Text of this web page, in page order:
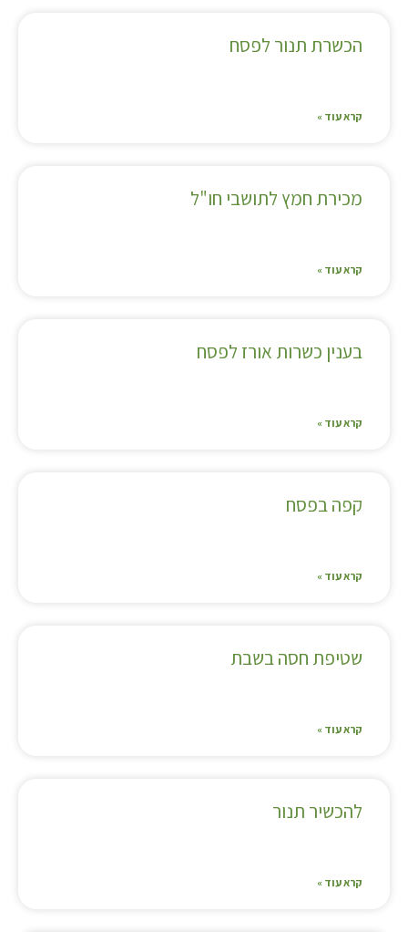
הכשרת תנור לפסח
קרא עוד »
מכירת חמץ לתושבי חו"ל
קרא עוד »
בענין כשרות אורז לפסח
קרא עוד »
קפה בפסח
קרא עוד »
שטיפת חסה בשבת
קרא עוד »
להכשיר תנור
קרא עוד »